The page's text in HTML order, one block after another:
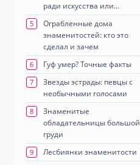
ради искусства или...
5
Ограбленные дома
знаменитостей: кто это
сделал и зачем
6 Гуф умер? Точные факты
7
Звезды эстрады: певцы с
необычными голосами
8
Знаменитые
обладательницы большой
груди
9 Лесбиянки знаменитости